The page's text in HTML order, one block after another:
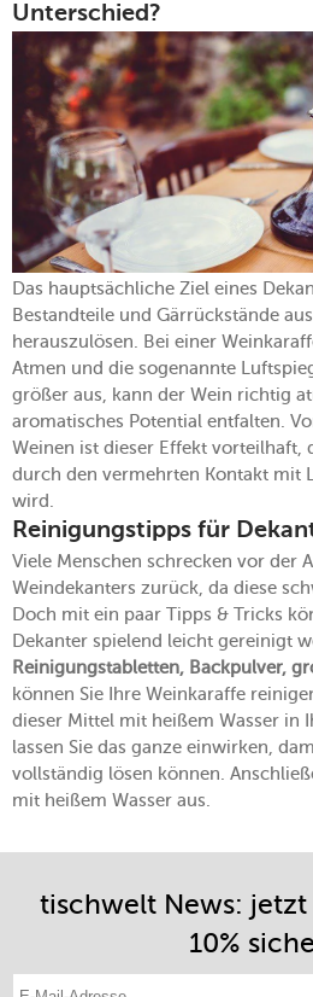
Unterschied?
Das hauptsächliche Ziel eines
Bestandteile und Gärrückstände
herauszulösen. Bei einer
Atmen und die sogenannte
größer aus, kann der Wein richtig
aromatisches Potential entfalten.
Weinen ist dieser Effekt vorteilhaft,
durch den vermehrten Kontakt mit
wird.
Reinigungstipps für
Viele Menschen schrecken vor der
Weindekanters zurück, da diese
Doch mit ein paar Tipps & Tricks
Dekanter spielend leicht gereinigt
Reinigungstabletten, Backpulver,
können Sie Ihre Weinkaraffe
dieser Mittel mit heißem Wasser in
lassen Sie das ganze einwirken,
vollständig lösen können.
mit heißem Wasser aus.
tischwelt News:
10%
E-Mail-Adresse eintragen